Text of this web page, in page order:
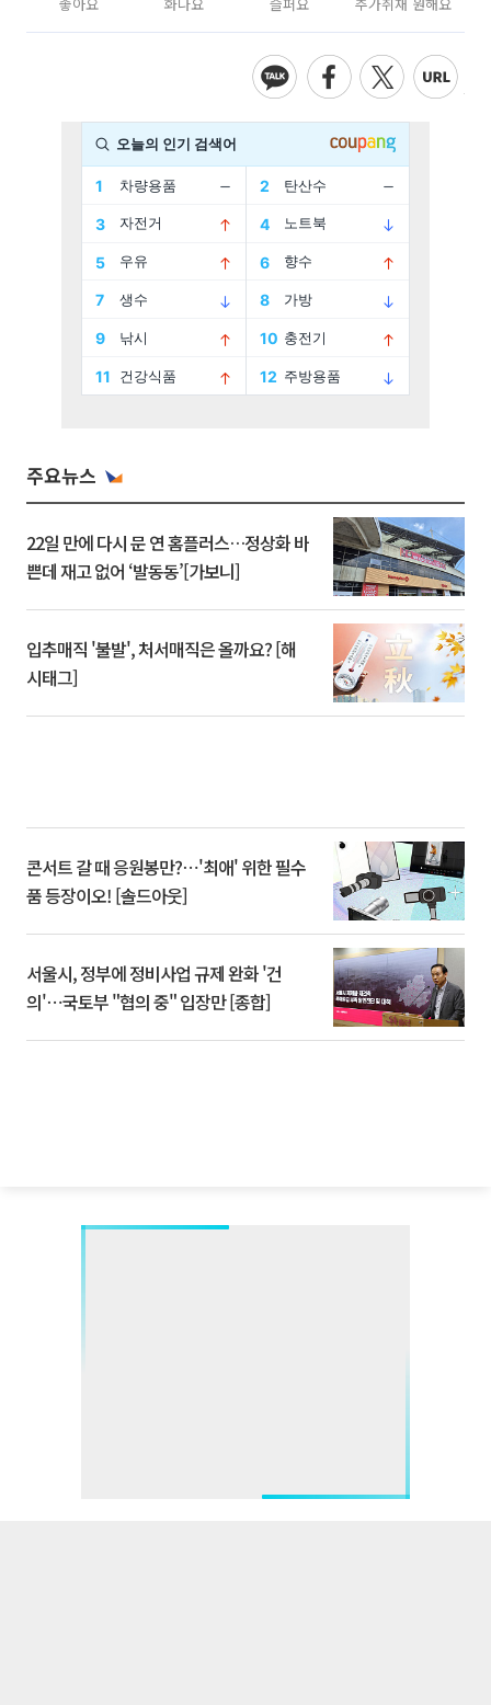
주요뉴스
22일 만에 다시 문 연 홈플러스…정상화 바
쁜데 재고 없어 ‘발동동’[가보니]
입추매직 '불발', 처서매직은 올까요? [해
시태그]
콘서트 갈 때 응원봉만?⋯'최애' 위한 필수
품 등장이오! [솔드아웃]
서울시, 정부에 정비사업 규제 완화 '건
의'⋯국토부 "협의 중" 입장만 [종합]